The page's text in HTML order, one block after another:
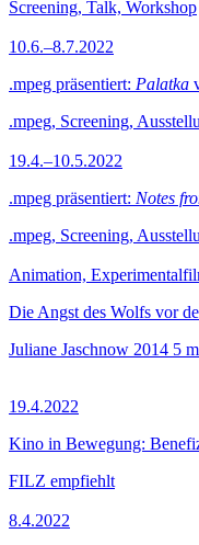
Screening, Talk, Workshop
10.6.–8.7.2022
.mpeg präsentiert: Palatka
.mpeg, Screening,
19.4.–10.5.2022
.mpeg präsentiert: Notes
.mpeg, Screening,
Animation,
Die Angst des Wolfs vor
Juliane Jaschnow 2014 5
19.4.2022
Kino in Bewegung:
FILZ empfiehlt
8.4.2022